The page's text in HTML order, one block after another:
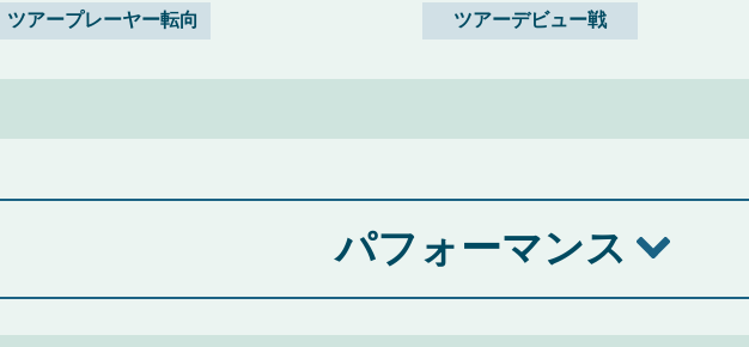
ツアープレーヤー転向 ツアーデビュー戦
パフォーマンス